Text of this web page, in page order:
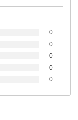
0
0
0
0
0